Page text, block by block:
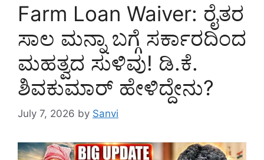
Farm Loan Waiver: ರೈತರ
ಸಾಲ ಮನ್ನಾ ಬಗ್ಗೆ ಸರ್ಕಾರದಿಂದ
ಮಹತ್ವದ ಸುಳಿವು! ಡಿ.ಕೆ.
ಶಿವಕುಮಾರ್ ಹೇಳಿದ್ದೇನು?
July 7, 2026 by Sanvi